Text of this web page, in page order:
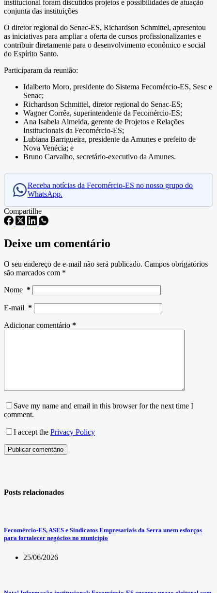
institucional foram discutidos projetos e possibilidades de atuação
conjunta das instituições
O diretor regional do Senac-ES, Richardson Schmittel, apresentou
as iniciativas para ampliar a oferta de cursos profissionalizantes e
contribuir diretamente para o desenvolvimento econômico e social
do Espírito Santo.
Participaram da reunião:
Idalberto Moro, presidente do Sistema Fecomércio-ES, Sesc e
Senac;
Richardson Schmittel, diretor regional do Senac-ES;
Wagner Corrêa, superintendente da Fecomércio-ES;
Ana Isabela Almeida, gerente de Projetos e Relações
Institucionais da Fecomércio-ES;
Lubiana Barrigueira, presidente da Amunes e prefeito de
Nova Venécia; e
Bruno Carvalho, secretário-executivo da Amunes.
Receba notícias da Fecomércio-ES no nosso grupo do
WhatsApp.
Compartilhe
Deixe um comentário
O seu endereço de e-mail não será publicado. Campos obrigatórios
são marcados com *
Nome *
E-mail *
Adicionar comentário *
Save my name and email in this browser for the next time I
comment.
I accept the Privacy Policy
Publicar comentário
Posts relacionados
Fecomércio-ES, ASES e Sindicatos Empresariais da Serra unem esforços
para fortalecer negócios no município
25/06/2026